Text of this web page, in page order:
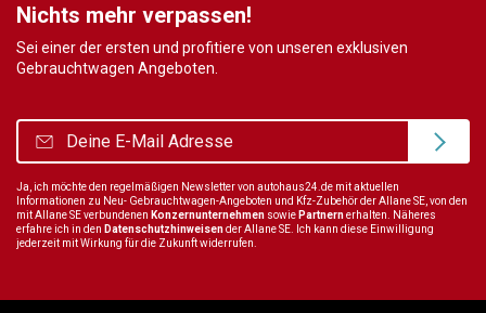
Nichts mehr verpassen!
Sei einer der ersten und profitiere von unseren exklusiven
Gebrauchtwagen Angeboten.
Ja, ich möchte den regelmäßigen Newsletter von autohaus24.de mit aktuellen
Informationen zu Neu- Gebrauchtwagen-Angeboten und Kfz-Zubehör der Allane SE, von den
mit Allane SE verbundenen Konzernunternehmen sowie Partnernerhalten. Näheres
erfahre ich in den Datenschutzhinweisender Allane SE. Ich kann diese Einwilligung
jederzeit mit Wirkung für die Zukunft widerrufen.